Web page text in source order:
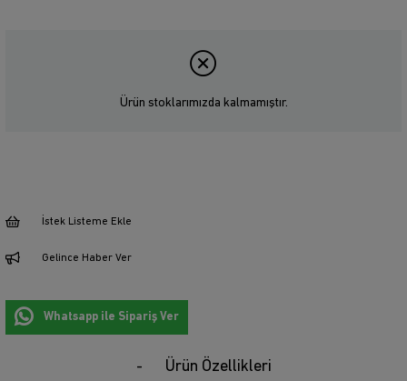
Ürün stoklarımızda kalmamıştır.
İstek Listeme Ekle
Gelince Haber Ver
Whatsapp ile Sipariş Ver
Ürün Özellikleri